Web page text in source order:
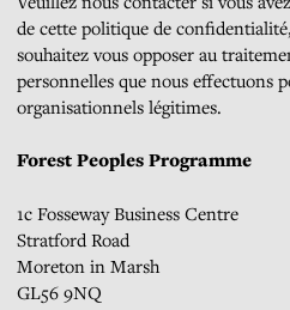
de cette politique de
souhaitez vous opposer au
personnelles que nous effectuons
organisationnels légitimes.
Forest Peoples Programme
1c Fosseway Business Centre
Stratford Road
Moreton in Marsh
GL56 9NQ